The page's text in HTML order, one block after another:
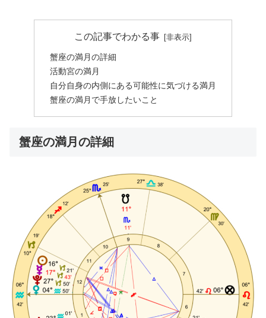
この記事でわかる事
蟹座の満月の詳細
活動宮の満月
自分自身の内側にある可能性に気づける満月
蟹座の満月で手放したいこと
蟹座の満月の詳細